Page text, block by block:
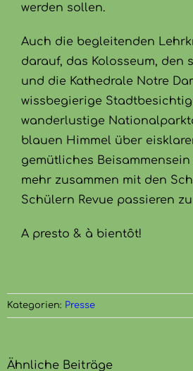
werden sollen.
Auch die begleitenden
darauf, das Kolosseum, den
und die Kathedrale Notre
wissbegierige
wanderlustige
blauen Himmel über
gemütliches
mehr zusammen mit den
Schülern Revue passieren
A presto & à bientôt!
Kategorien: Presse
Ähnliche Beiträge